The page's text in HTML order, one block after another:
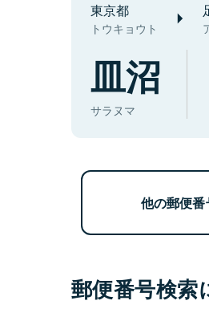
東京都
トウキョウト
皿沼
サラヌマ
他の郵便
郵便番号検索